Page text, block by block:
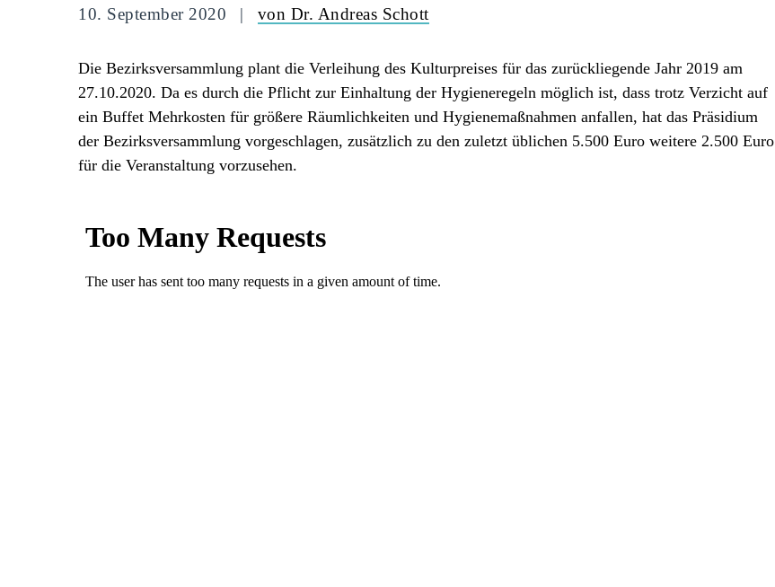
10. September 2020 von Dr. Andreas Schott
Die Bezirksversammlung plant die Verleihung des Kulturpreises für das zurückliegende Jahr 2019 am
27.10.2020. Da es durch die Pflicht zur Einhaltung der Hygieneregeln möglich ist, dass trotz Verzicht auf
ein Buffet Mehrkosten für größere Räumlichkeiten und Hygienemaßnahmen anfallen, hat das Präsidium
der Bezirksversammlung vorgeschlagen, zusätzlich zu den zuletzt üblichen 5.500 Euro weitere 2.500 Euro
für die Veranstaltung vorzusehen.